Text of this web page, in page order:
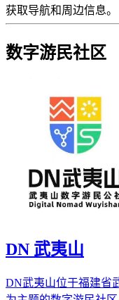
获取导航和周边信息。
数字游民社区
DN 武夷山
DN武夷山位于福建省